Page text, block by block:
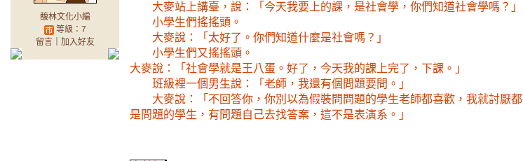
馥林文化小編
等級：7
留言｜ 加入好友
大麥站上講臺，說：「今天我要上的課，是社會學，你們知道社會學嗎？」
小學生們搖搖頭。
大麥說：「太好了。你們知道什麼是社會嗎？」
小學生們又搖搖頭。
大麥說：「社會學就是王八蛋。好了，今天我的課上完了，下課。」
班級裡一個男生說：「老師，我還有個問題要問。」
大麥說：「不回答你，你別以為假裝問問題的學生老師都喜歡，我就討厭都
是問題的學生，有問題自己去找答案，這不是表演系。」